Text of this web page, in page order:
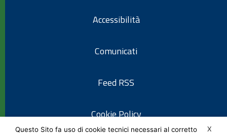
Accessibilità
Comunicati
Feed RSS
Cookie Policy
X
Questo Sito fa uso di cookie tecnici necessari al corretto